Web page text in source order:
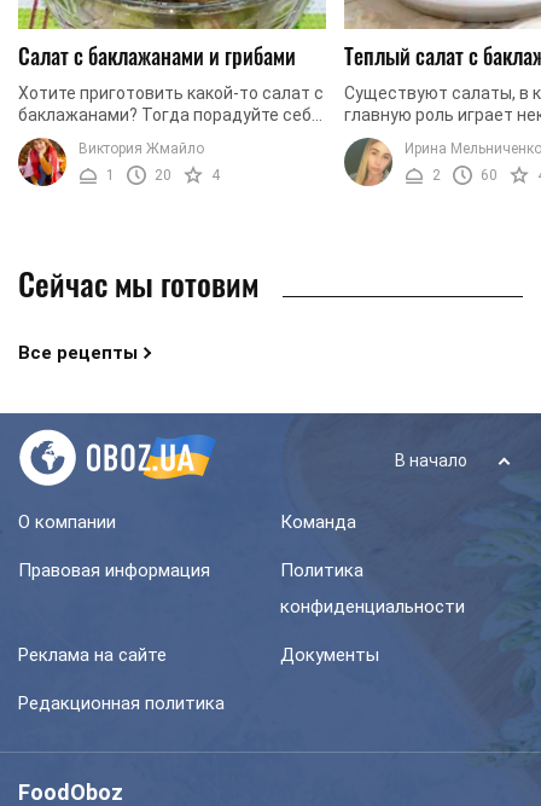
Салат с баклажанами и грибами
Хотите приготовить какой-то салат с
баклажанами? Тогда порадуйте себя
и своих родных простым, но
невероятно вкусным и ароматным
блюдом, в основе ...
Виктория Жмайло
1
20 4
Теплый салат с
Существуют салаты, в
главную роль играет
ингредиент. К
или определенный
такие салаты, где ...
Ирина Мельниченко
2
60
Сейчас мы готовим
Все рецепты
В начало
О компании Команда
Правовая информация
Политика
конфиденциальности
Реклама на сайте Документы
Редакционная политика
FoodOboz